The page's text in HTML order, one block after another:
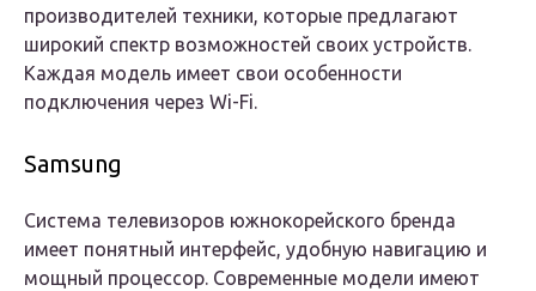
производителей техники, которые предлагают
широкий спектр возможностей своих устройств.
Каждая модель имеет свои особенности
подключения через Wi-Fi.
Samsung
Система телевизоров южнокорейского бренда
имеет понятный интерфейс, удобную навигацию и
мощный процессор. Современные модели имеют